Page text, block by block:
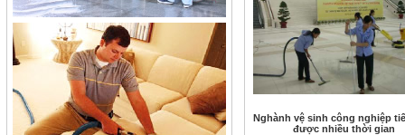
Nghành vệ sinh công nghiệp
được nhiều thời gian